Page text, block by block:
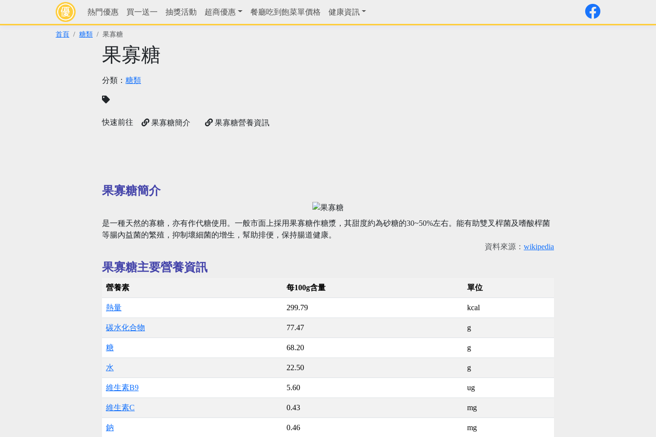
熱門優惠 買一送一 抽獎活動 超商優惠 餐廳吃到飽菜單價格 健康資訊
首頁 糖類 果寡糖
果寡糖
分類： 糖類
快速前往 果寡糖簡介 果寡糖營養資訊
果寡糖簡介
是一種天然的寡糖，亦有作代糖使用。一般市面上採用果寡糖作糖漿，其甜度約為砂糖的30~50%左右。能有助雙叉桿菌及嗜酸桿菌
等腸內益菌的繁殖，抑制壞細菌的增生，幫助排便，保持腸道健康。
資料來源： wikipedia
果寡糖主要營養資訊
營養素 每100g含量 單位
熱量 299.79 kcal
碳水化合物 77.47 g
糖 68.20 g
水 22.50 g
維生素B9 5.60 ug
維生素C 0.43 mg
鈉 0.46 mg